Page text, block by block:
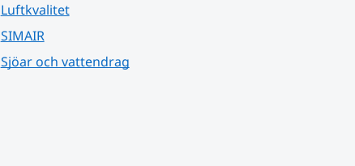
Luftkvalitet
SIMAIR
Sjöar och vattendrag